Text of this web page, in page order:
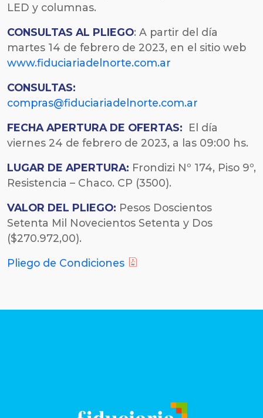
LED y columnas.
CONSULTAS AL PLIEGO: A partir del día
martes 14 de febrero de 2023, en el sitio web
www.fiduciariadelnorte.com.ar
CONSULTAS:
compras@fiduciariadelnorte.com.ar
FECHA APERTURA DE OFERTAS:
El día
viernes 24 de febrero de 2023, a las 09:00 hs.
LUGAR DE APERTURA: Frondizi Nº 174, Piso 9º,
Resistencia – Chaco. CP (3500).
VALOR DEL PLIEGO: Pesos Doscientos
Setenta Mil Novecientos Setenta y Dos
($270.972,00).
Pliego de Condiciones